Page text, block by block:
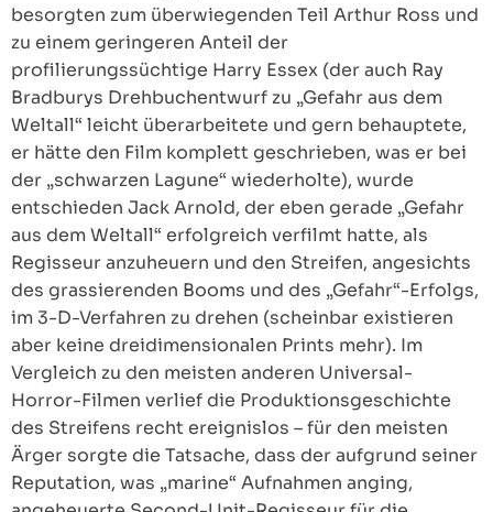
besorgten zum überwiegenden Teil Arthur Ross und
zu einem geringeren Anteil der
profilierungssüchtige Harry Essex (der auch Ray
Bradburys Drehbuchentwurf zu „Gefahr aus dem
Weltall“ leicht überarbeitete und gern behauptete,
er hätte den Film komplett geschrieben, was er bei
der „schwarzen Lagune“ wiederholte), wurde
entschieden Jack Arnold, der eben gerade „Gefahr
aus dem Weltall“ erfolgreich verfilmt hatte, als
Regisseur anzuheuern und den Streifen, angesichts
des grassierenden Booms und des „Gefahr“-Erfolgs,
im 3-D-Verfahren zu drehen (scheinbar existieren
aber keine dreidimensionalen Prints mehr). Im
Vergleich zu den meisten anderen Universal-
Horror-Filmen verlief die Produktionsgeschichte
des Streifens recht ereignislos – für den meisten
Ärger sorgte die Tatsache, dass der aufgrund seiner
Reputation, was „marine“ Aufnahmen anging,